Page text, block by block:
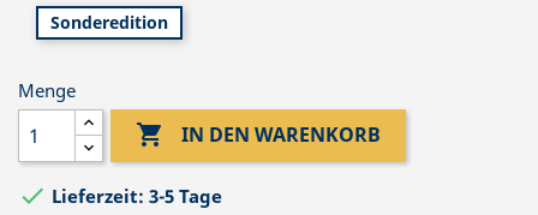
Sonderedition
Menge
 IN DEN WARENKORB
 Lieferzeit: 3-5 Tage